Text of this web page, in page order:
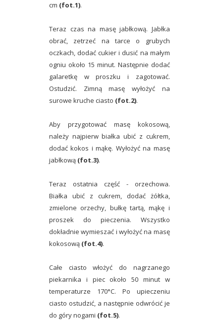
cm (fot.1).
Teraz czas na masę jabłkową. Jabłka
obrać, zetrzeć na tarce o grubych
oczkach, dodać cukier i dusić na małym
ogniu około 15 minut. Następnie dodać
galaretkę w proszku i zagotować.
Ostudzić. Zimną masę wyłożyć na
surowe kruche ciasto (fot.2).
Aby przygotować masę kokosową,
należy najpierw białka ubić z cukrem,
dodać kokos i mąkę. Wyłożyć na masę
jabłkową (fot.3).
Teraz ostatnia część - orzechowa.
Białka ubić z cukrem, dodać żółtka,
zmielone orzechy, bułkę tartą, mąkę i
proszek do pieczenia. Wszystko
dokładnie wymieszać i wyłożyć na masę
kokosową (fot.4).
Całe ciasto włożyć do nagrzanego
piekarnika i piec około 50 minut w
temperaturze 170°C. Po upieczeniu
ciasto ostudzić, a następnie odwrócić je
do góry nogami (fot.5).